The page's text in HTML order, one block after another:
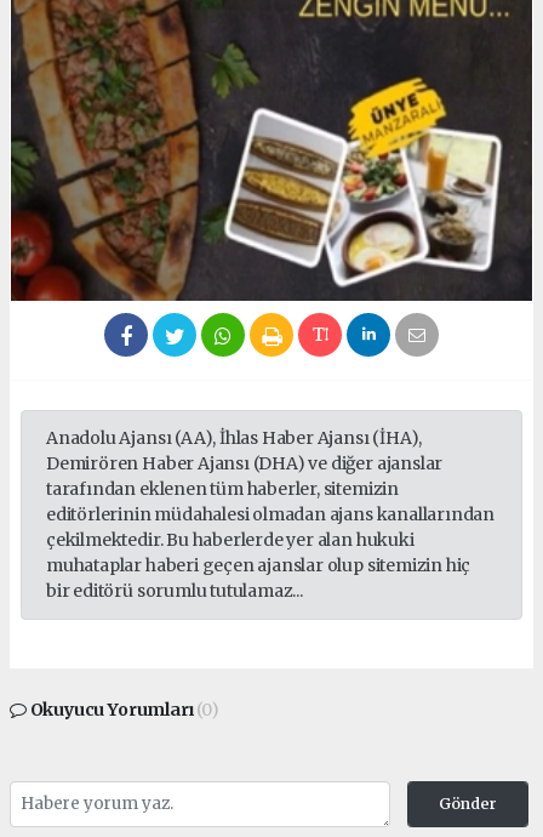
Anadolu Ajansı (AA), İhlas Haber Ajansı (İHA),
Demirören Haber Ajansı (DHA) ve diğer ajanslar
tarafından eklenen tüm haberler, sitemizin
editörlerinin müdahalesi olmadan ajans kanallarından
çekilmektedir. Bu haberlerde yer alan hukuki
muhataplar haberi geçen ajanslar olup sitemizin hiç
bir editörü sorumlu tutulamaz...
Okuyucu Yorumları(0)
Gönder